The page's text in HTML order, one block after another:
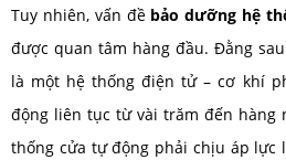
Tuy nhiên, vấn đề bảo dưỡng hệ
được quan tâm hàng đầu. Đằng
là một hệ thống điện tử – cơ khí
động liên tục từ vài trăm đến hàng
thống cửa tự động phải chịu áp lực